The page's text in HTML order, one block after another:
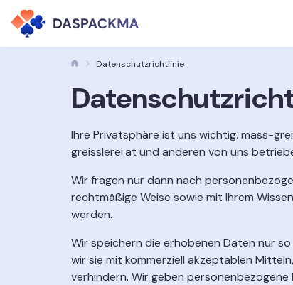
Datenschutzrichtlinie
Ihre Privatsphäre ist uns wichtig. mass-
greisslerei.at und anderen von uns
Wir fragen nur dann nach
rechtmäßige Weise sowie mit Ihrem
werden.
Wir speichern die erhobenen Daten nur
wir sie mit kommerziell akzeptablen
verhindern. Wir geben